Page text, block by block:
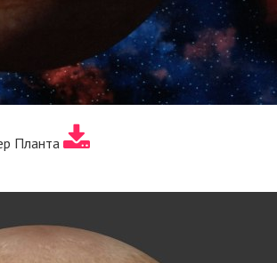
Планта